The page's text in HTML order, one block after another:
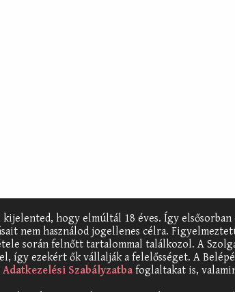
kijelented, hogy elmúltál 18 éves. Így
nem használod jogellenes célra.
során felnőtt tartalommal találkozol. A
így ezekért ők vállalják a felelősséget. A
Adatkezelési Szabályzatba foglaltakat is,